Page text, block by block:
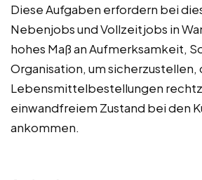
Diese Aufgaben erfordern bei
Nebenjobs und Vollzeitjobs in
hohes Maß an Aufmerksamkeit,
Organisation, um sicherzustellen,
Lebensmittelbestellungen
einwandfreiem Zustand bei den
ankommen.